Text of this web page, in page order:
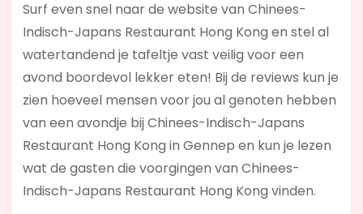
Surf even snel naar de website van Chinees-
Indisch-Japans Restaurant Hong Kong en stel al
watertandend je tafeltje vast veilig voor een
avond boordevol lekker eten! Bij de reviews kun je
zien hoeveel mensen voor jou al genoten hebben
van een avondje bij Chinees-Indisch-Japans
Restaurant Hong Kong in Gennep en kun je lezen
wat de gasten die voorgingen van Chinees-
Indisch-Japans Restaurant Hong Kong vinden.